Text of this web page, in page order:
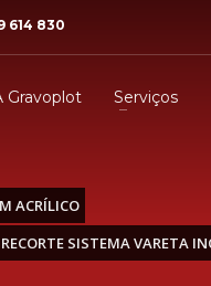
614 830
Gravoplot Serviços
ACRÍLICO
SISTEMA VARETA